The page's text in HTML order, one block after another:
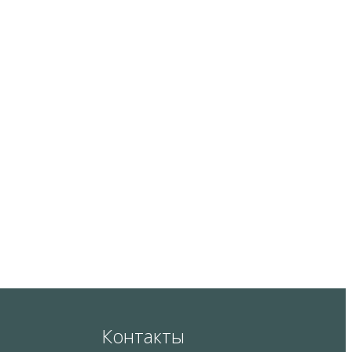
Контакты